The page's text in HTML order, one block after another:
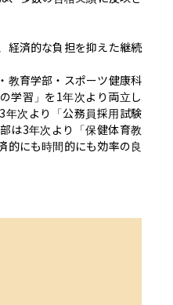
経済的な負担を抑えた継続
教育学部・スポーツ健康科
学習」を1年次より両立し
年次より「公務員採用試験
は3年次より「保健体育教
的にも時間的にも効率の良